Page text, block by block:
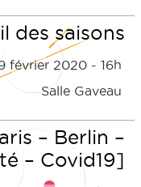
des saisons
février 2020 - 16h
Salle Gaveau
– Berlin –
– Covid19]